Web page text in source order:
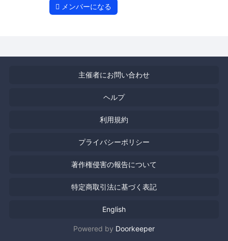
メンバーになる
主催者にお問い合わせ
ヘルプ
利用規約
プライバシーポリシー
著作権侵害の報告について
特定商取引法に基づく表記
English
Powered by Doorkeeper